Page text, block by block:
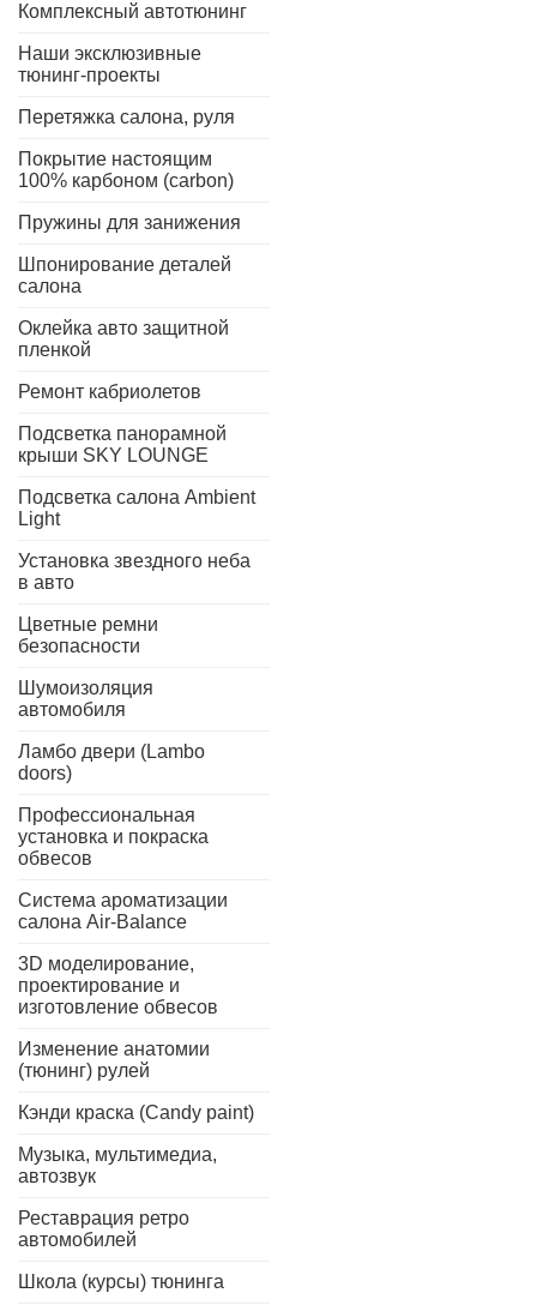
Комплексный автотюнинг
Наши эксклюзивные
тюнинг-проекты
Перетяжка салона, руля
Покрытие настоящим
100% карбоном (carbon)
Пружины для занижения
Шпонирование деталей
салона
Оклейка авто защитной
пленкой
Ремонт кабриолетов
Подсветка панорамной
крыши SKY LOUNGE
Подсветка салона Ambient
Light
Установка звездного неба
в авто
Цветные ремни
безопасности
Шумоизоляция
автомобиля
Ламбо двери (Lambo
doors)
Профессиональная
установка и покраска
обвесов
Система ароматизации
салона Air-Balance
3D моделирование,
проектирование и
изготовление обвесов
Изменение анатомии
(тюнинг) рулей
Кэнди краска (Candy paint)
Музыка, мультимедиа,
автозвук
Реставрация ретро
автомобилей
Школа (курсы) тюнинга